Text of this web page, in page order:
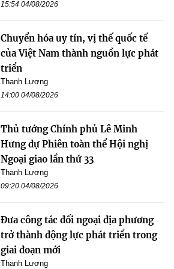
15:54 04/08/2026
Chuyển hóa uy tín, vị thế quốc tế
của Việt Nam thành nguồn lực phát
triển
Thanh Lương
14:00 04/08/2026
Thủ tướng Chính phủ Lê Minh
Hưng dự Phiên toàn thể Hội nghị
Ngoại giao lần thứ 33
Thanh Lương
09:20 04/08/2026
Đưa công tác đối ngoại địa phương
trở thành động lực phát triển trong
giai đoạn mới
Thanh Lương